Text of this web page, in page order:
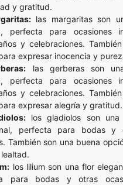
y gratitud.
las margaritas son
perfecta para ocasiones
y celebraciones.
expresar inocencia y
las gerberas son
perfecta para ocasiones
y celebraciones.
expresar alegría y gratitud.
los gladiolos son
perfecta para bodas y
También son una buena
los lilium son una flor
para bodas y otras